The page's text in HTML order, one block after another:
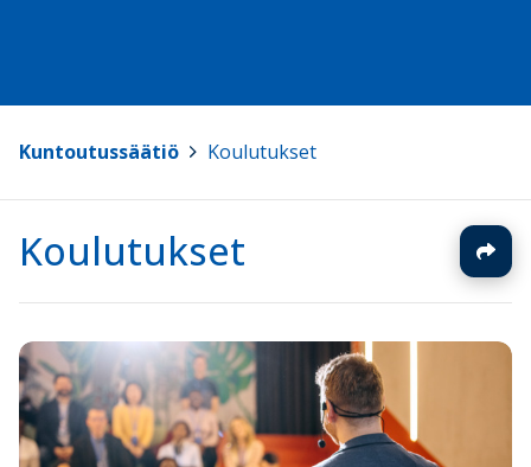
Kuntoutussäätiö Koulutukset
Koulutukset